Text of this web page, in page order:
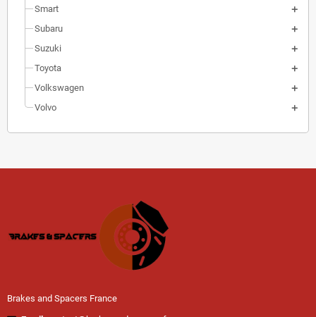
Smart
Subaru
Suzuki
Toyota
Volkswagen
Volvo
Brakes and Spacers France